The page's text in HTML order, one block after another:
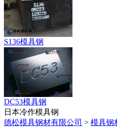
S136模具钢
DC53模具钢
日本冷作模具钢
德松模具钢材有限公司 > 模具钢